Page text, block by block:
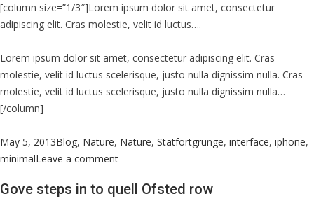
[column size=”1/3″]Lorem ipsum dolor sit amet, consectetur
adipiscing elit. Cras molestie, velit id luctus….
Lorem ipsum dolor sit amet, consectetur adipiscing elit. Cras
molestie, velit id luctus scelerisque, justo nulla dignissim nulla. Cras
molestie, velit id luctus scelerisque, justo nulla dignissim nulla…
[/column]
Posted
on
May 5, 2013Categories
Blog, Nature, Nature, StatfortTags
grunge, interface, iphone,
minimalLeave a commenton
leavers
Gove steps in to quell Ofsted row